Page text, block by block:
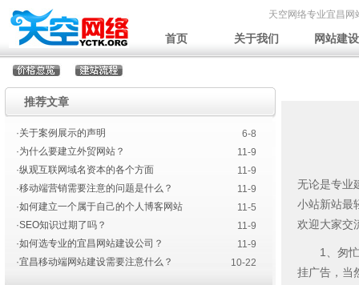
天空网络专业宜昌网
首页 关于我们 网站建设
推荐文章
·关于案例展示的声明
6-8
·为什么要建立外贸网站？
11-9
·纵观互联网域名资本的各个方面
11-9
·移动端营销需要注意的问题是什么？
11-9
·如何建立一个属于自己的个人博客网站
11-5
·SEO知识过期了吗？
11-9
·如何选专业的宜昌网站建设公司？
11-9
·宜昌移动端网站建设需要注意什么？
10-22
无论是专业
小站新站最
欢迎大家交
1、匆忙
挂广告，当